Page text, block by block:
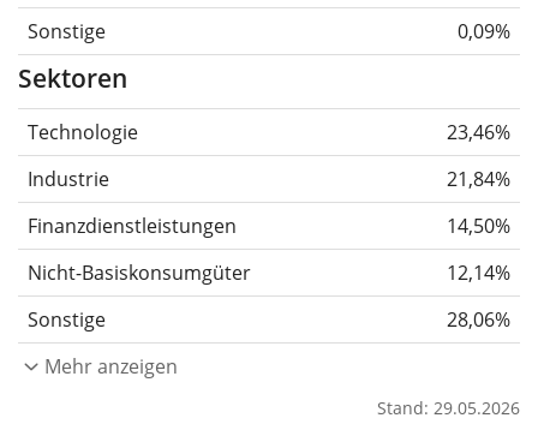
Sonstige
0,09%
Sektoren
Technologie
23,46%
Industrie
21,84%
Finanzdienstleistungen
14,50%
Nicht-Basiskonsumgüter
12,14%
Sonstige
28,06%
Mehr anzeigen
Stand: 29.05.2026